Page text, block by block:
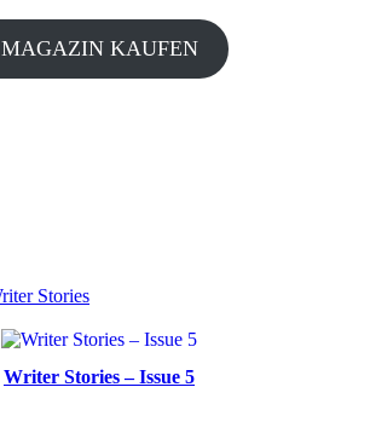
MAGAZIN KAUFEN
Writer Stories – Issue 5